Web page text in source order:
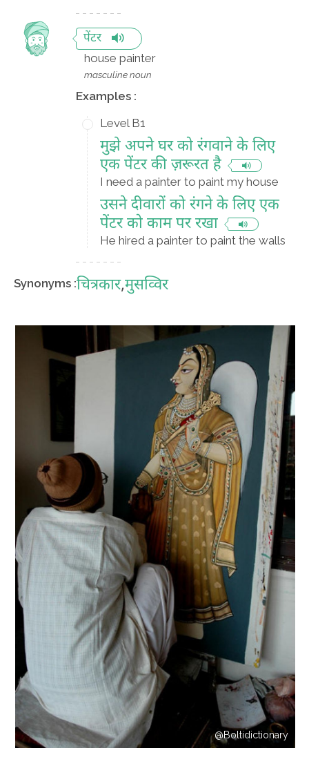
पेंटर
house painter
masculine noun
Examples :
Level B1
मुझे अपने घर को रंगवाने के लिए
एक पेंटर की ज़रूरत है
I need a painter to paint my house
उसने दीवारों को रंगने के लिए एक
पेंटर को काम पर रखा
He hired a painter to paint the walls
Synonyms :चित्रकार,मुसव्विर
@Boltidictionary